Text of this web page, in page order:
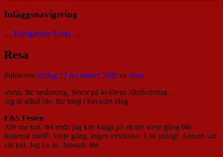
Inläggsnavigering
← Föregående Nästa →
Resa
Publiceratlördag 12 december 2009 av nisse
sömn, lite småorolig. Beror på kvällens alkoholintag…
Jag är alltså lite, lite tung i huvudet idag.
F&S Festen
Allt var kul, det enda jag kan klaga på att det varje gång blir
Italiensk buffé. Varje gång. Ingen avvikelse. Lite tråkigt. Annars var
allt kul. Jag t.o.m. dansade lite.